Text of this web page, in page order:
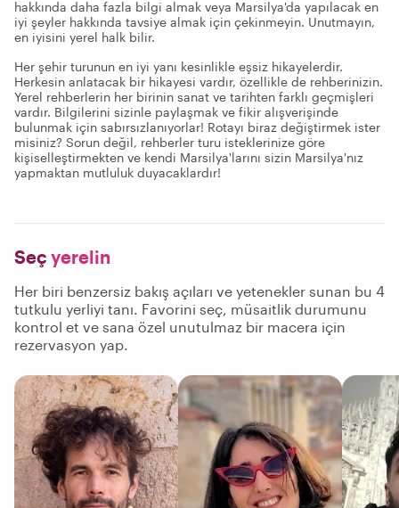
hakkında daha fazla bilgi almak veya Marsilya'da yapılacak en
iyi şeyler hakkında tavsiye almak için çekinmeyin. Unutmayın,
en iyisini yerel halk bilir.
Her şehir turunun en iyi yanı kesinlikle eşsiz hikayelerdir.
Herkesin anlatacak bir hikayesi vardır, özellikle de rehberinizin.
Yerel rehberlerin her birinin sanat ve tarihten farklı geçmişleri
vardır. Bilgilerini sizinle paylaşmak ve fikir alışverişinde
bulunmak için sabırsızlanıyorlar! Rotayı biraz değiştirmek ister
misiniz? Sorun değil, rehberler turu isteklerinize göre
kişiselleştirmekten ve kendi Marsilya'larını sizin Marsilya'nız
yapmaktan mutluluk duyacaklardır!
Seç yerelin
Her biri benzersiz bakış açıları ve yetenekler sunan bu 4
tutkulu yerliyi tanı. Favorini seç, müsaitlik durumunu
kontrol et ve sana özel unutulmaz bir macera için
rezervasyon yap.